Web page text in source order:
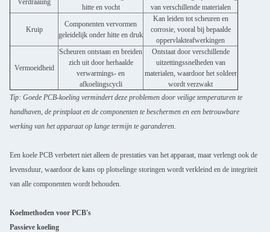
Verdraaiing
hitte en vocht
van verschillende materialen
Kruip
Componenten vervormen
geleidelijk onder hitte en druk
Kan leiden tot scheuren en
corrosie, vooral bij bepaalde
oppervlakteafwerkingen
Vermoeidheid
Scheuren ontstaan en breiden
zich uit door herhaalde
verwarmings- en
afkoelingscycli
Ontstaat door verschillende
uitzettingssnelheden van
materialen, waardoor het soldeer
wordt verzwakt
Tip: Goede PCB-koeling vermindert deze problemen door veilige temperaturen te
handhaven, de printplaat en de componenten te beschermen en een betrouwbare
werking van het apparaat op lange termijn te garanderen.
Een koele PCB verbetert niet alleen de prestaties van het apparaat, maar verlengt ook de
levensduur, waardoor de kans op plotselinge storingen wordt verkleind en de integriteit
van alle componenten wordt behouden.
Koelmethoden voor PCB's
Passieve koeling